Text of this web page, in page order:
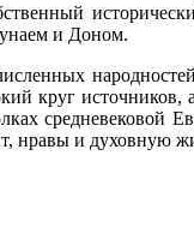
и Доном.
круг
средневековой
нравы и духовную